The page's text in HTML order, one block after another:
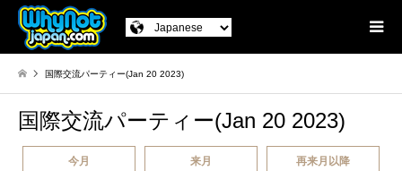
国際交流パーティー(Jan 20 2023)
国際交流パーティー(Jan 20 2023)
今月 来月 再来月以降